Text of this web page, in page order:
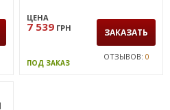
ЦЕНА
7 539 ГРН ЗАКАЗАТЬ
ПОД ЗАКАЗ
ОТЗЫВОВ: 0